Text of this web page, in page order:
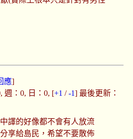
應]
週：0, 日：0, [+1 /-1] 最後更新：
譯的好像都不會有人放流
享給島民，希望不要散佈